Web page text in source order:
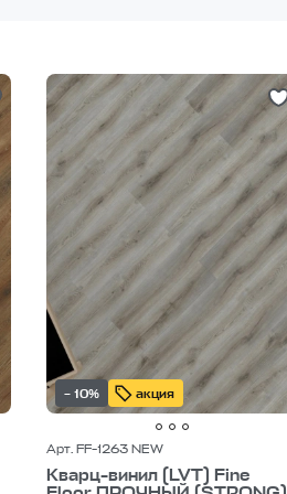
– 10% акция
Арт. FF-1263 NEW
Кварц-винил (LVT) Fine